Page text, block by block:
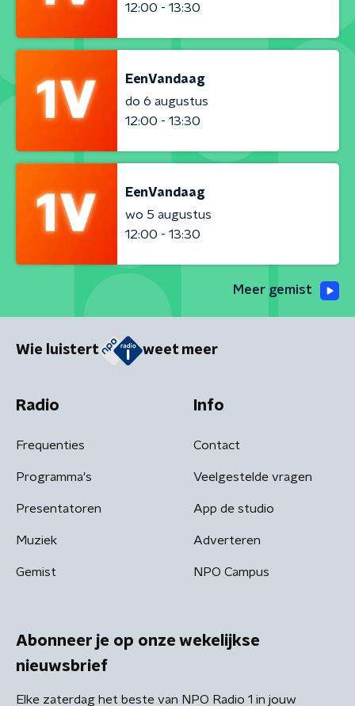
12:00 - 13:30
EenVandaag
do 6 augustus
12:00 - 13:30
EenVandaag
wo 5 augustus
12:00 - 13:30
Meer gemist
Wie luistert weet meer
Radio
Frequenties
Programma's
Presentatoren
Muziek
Gemist
Info
Contact
Veelgestelde vragen
App de studio
Adverteren
NPO Campus
Abonneer je op onze wekelijkse
nieuwsbrief
Elke zaterdag het beste van NPO Radio 1 in jouw